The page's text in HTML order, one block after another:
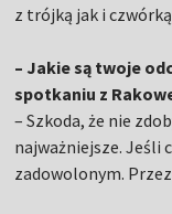
z trójką jak i
– Jakie są twoje
spotkaniu z
– Szkoda, że nie
najważniejsze. Jeśli
zadowolonym.